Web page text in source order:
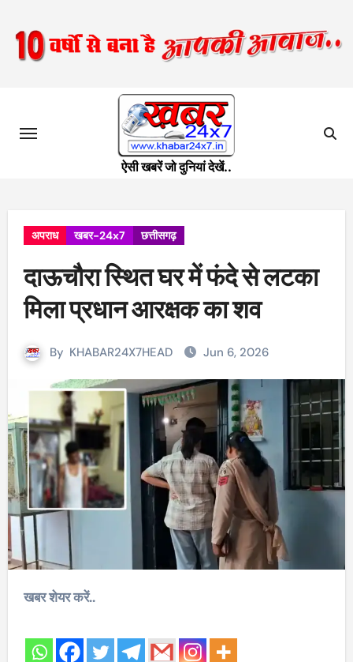
content
ऐसी खबरें जो दुनियां देखें..
अपराध खबर-24x7 छत्तीसगढ़
दाऊचौरा स्थित घर में फंदे से लटका
मिला प्रधान आरक्षक का शव
By KHABAR24X7HEAD Jun 6, 2026
खबर शेयर करें..